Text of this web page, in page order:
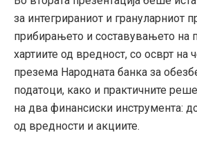
за интегрираниот и грануларниот
прибирањето и составувањето на
хартиите од вредност, со осврт на
презема Народната банка за
податоци, како и практичните
на два финансиски инструмента:
од вредности и акциите.